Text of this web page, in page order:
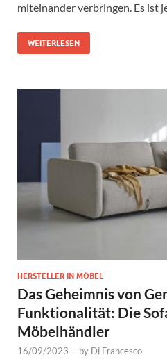
miteinander verbringen. Es ist
WEITERLESEN
HERSTELLER IN MÖBEL
Das Geheimnis von
Funktionalität: Die
Möbelhändler
16/09/2023 - by Di Francesco